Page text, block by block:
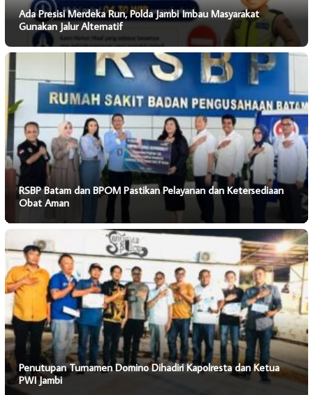
Ada Presisi Merdeka Run, Polda Jambi Imbau Masyarakat
Gunakan Jalur Alternatif
RSBP Batam dan BPOM Pastikan Pelayanan dan Ketersediaan
Obat Aman
Penutupan Turnamen Domino Dihadiri Kapolresta dan Ketua
PWI Jambi